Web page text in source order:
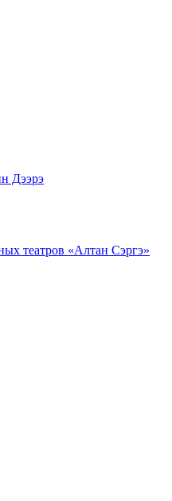
Дээрэ
театров «Алтан Сэргэ»